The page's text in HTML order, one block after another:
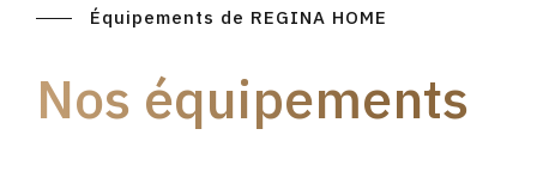
Équipements de REGINA HOME
Nos équipements